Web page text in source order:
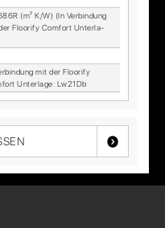
(m² K/W) (In Ver­bin­dung
Floo­ri­fy Com­fort Un­ter­la­
mit der Floo­ri­fy
Un­ter­la­ge: Lw21Db